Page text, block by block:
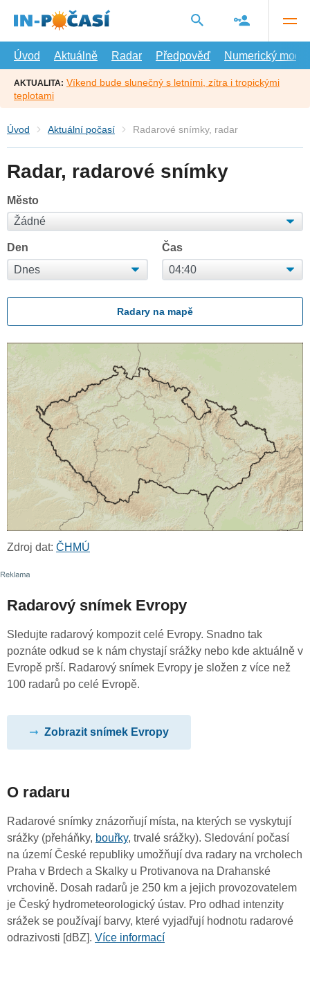
hlavní
Úvod
Aktuálně Radar Předpověď Numerický model
AKTUALITA: Víkend bude slunečný s letními, zítra i tropickými
teplotami
Úvod Aktuální počasí Radarové snímky, radar
Radar, radarové snímky
Město
Den Čas
Radary na mapě
Zdroj dat: ČHMÚ
Radarový snímek Evropy
Sledujte radarový kompozit celé Evropy. Snadno tak
poznáte odkud se k nám chystají srážky nebo kde aktuálně v
Evropě prší. Radarový snímek Evropy je složen z více než
100 radarů po celé Evropě.
Zobrazit snímek Evropy
O radaru
Radarové snímky znázorňují místa, na kterých se vyskytují
srážky (přeháňky, bouřky, trvalé srážky). Sledování počasí
na území České republiky umožňují dva radary na vrcholech
Praha v Brdech a Skalky u Protivanova na Drahanské
vrchovině. Dosah radarů je 250 km a jejich provozovatelem
je Český hydrometeorologický ústav. Pro odhad intenzity
srážek se používají barvy, které vyjadřují hodnotu radarové
odrazivosti [dBZ]. Více informací